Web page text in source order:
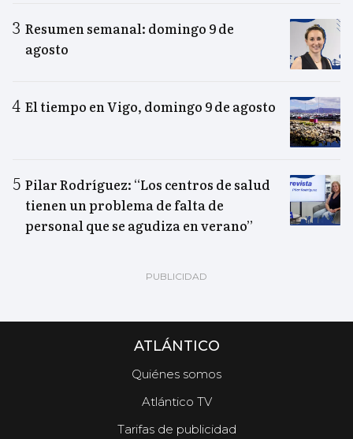
Resumen semanal: domingo 9 de
agosto
El tiempo en Vigo, domingo 9 de agosto
Pilar Rodríguez: “Los centros de salud
tienen un problema de falta de
personal que se agudiza en verano”
ATLÁNTICO
Quiénes somos
Atlántico TV
Tarifas de publicidad